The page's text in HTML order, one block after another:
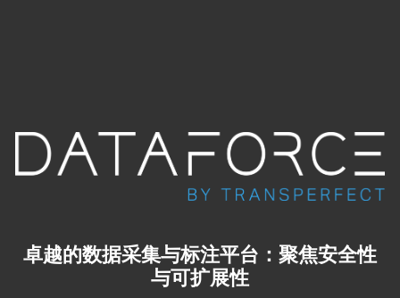
卓越的数据采集与标注平台：聚焦安全性
与可扩展性